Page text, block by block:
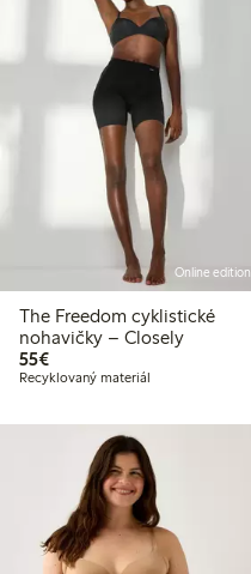
Online edition
The Freedom cyklistické
nohavičky – Closely
55€55,00 €
Recyklovaný materiál